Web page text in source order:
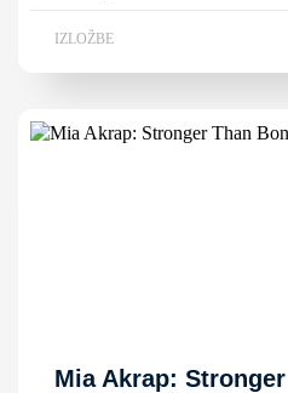
IZLOŽBE
Mia Akrap: